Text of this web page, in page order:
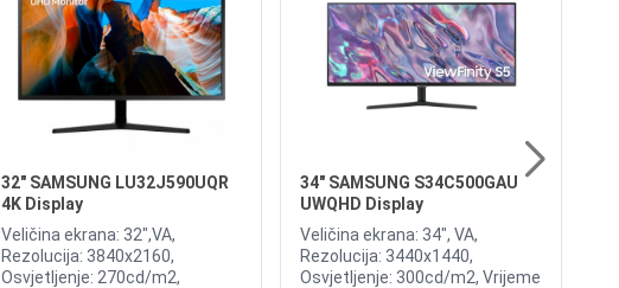
32" SAMSUNG LU32J590UQR
4K Display
Veličina ekrana: 32",VA,
Rezolucija: 3840x2160,
Osvjetljenje: 270cd/m2,
34" SAMSUNG S34C500GAU
UWQHD Display
Veličina ekrana: 34", VA,
Rezolucija: 3440x1440,
Osvjetljenje: 300cd/m2, Vrijeme